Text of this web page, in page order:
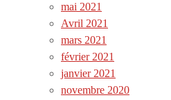
mai 2021
Avril 2021
mars 2021
février 2021
janvier 2021
novembre 2020